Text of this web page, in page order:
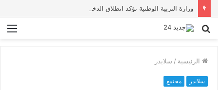
بحث
الرئيسية / سلايدر
سلايدر مجتمع